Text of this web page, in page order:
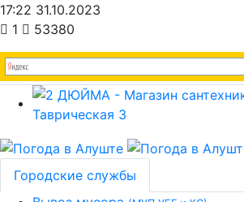
17:22 31.10.2023
1
53380
Городские службы